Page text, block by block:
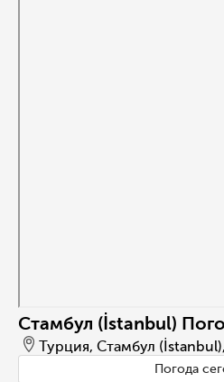
Стамбул (İstanbul)
Турция, Стамбул
Погода